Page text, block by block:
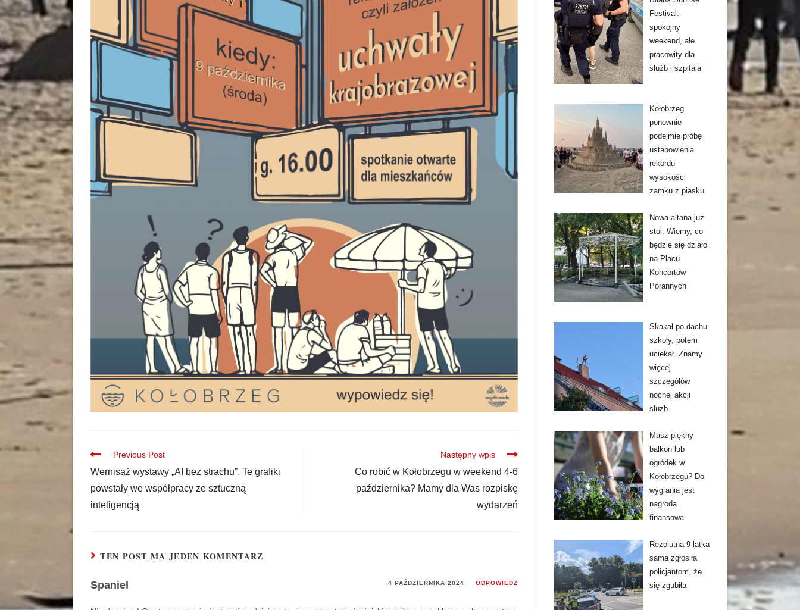
Previous Post
Wernisaż wystawy „AI bez strachu”. Te grafiki
powstały we współpracy ze sztuczną
inteligencją
Następny wpis
Co robić w Kołobrzegu w weekend 4-6
października? Mamy dla Was rozpiskę
wydarzeń
TEN POST MA JEDEN KOMENTARZ
Spaniel 4 PAŹDZIERNIKA 2024 ODPOWIEDZ
Festival:
spokojny
weekend, ale
pracowity dla
służb i szpitala
Kołobrzeg
ponownie
podejmie próbę
ustanowienia
rekordu
wysokości
zamku z piasku
Nowa altana już
stoi. Wiemy, co
będzie się działo
na Placu
Koncertów
Porannych
Skakał po dachu
szkoły, potem
uciekał. Znamy
więcej
szczegółów
nocnej akcji
służb
Masz piękny
balkon lub
ogródek w
Kołobrzegu? Do
wygrania jest
nagroda
finansowa
Rezolutna 9-latka
sama zgłosiła
policjantom, że
się zgubiła